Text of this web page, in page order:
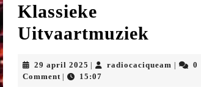
Klassieke
Uitvaartmuziek
29 april 2025 29
april
radiocaciqueam
0
Comment
15:07